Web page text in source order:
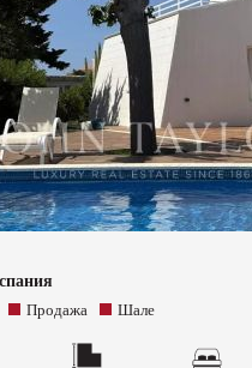
Продажа Шале